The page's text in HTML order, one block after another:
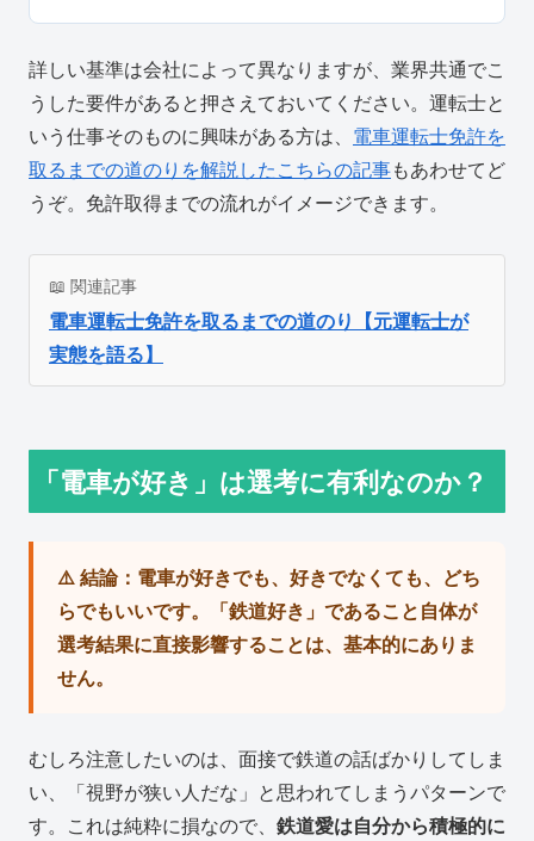
詳しい基準は会社によって異なりますが、業界共通でこ
うした要件があると押さえておいてください。運転士と
いう仕事そのものに興味がある方は、 電車運転士免許を
取るまでの道のりを解説したこちらの記事もあわせてど
うぞ。免許取得までの流れがイメージできます。
📖 関連記事
電車運転士免許を取るまでの道のり【元運転士が
実態を語る】
「電車が好き」は選考に有利なのか？
⚠️ 結論：電車が好きでも、好きでなくても、どち
らでもいいです。「鉄道好き」であること自体が
選考結果に直接影響することは、基本的にありま
せん。
むしろ注意したいのは、面接で鉄道の話ばかりしてしま
い、「視野が狭い人だな」と思われてしまうパターンで
す。これは純粋に損なので、 鉄道愛は自分から積極的に